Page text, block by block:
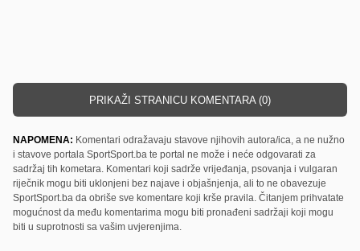
PRIKAŽI STRANICU KOMENTARA (0)
NAPOMENA: Komentari odražavaju stavove njihovih autora/ica, a ne nužno
i stavove portala SportSport.ba te portal ne može i neće odgovarati za
sadržaj tih kometara. Komentari koji sadrže vrijeđanja, psovanja i vulgaran
riječnik mogu biti uklonjeni bez najave i objašnjenja, ali to ne obavezuje
SportSport.ba da obriše sve komentare koji krše pravila. Čitanjem prihvatate
mogućnost da među komentarima mogu biti pronađeni sadržaji koji mogu
biti u suprotnosti sa vašim uvjerenjima.